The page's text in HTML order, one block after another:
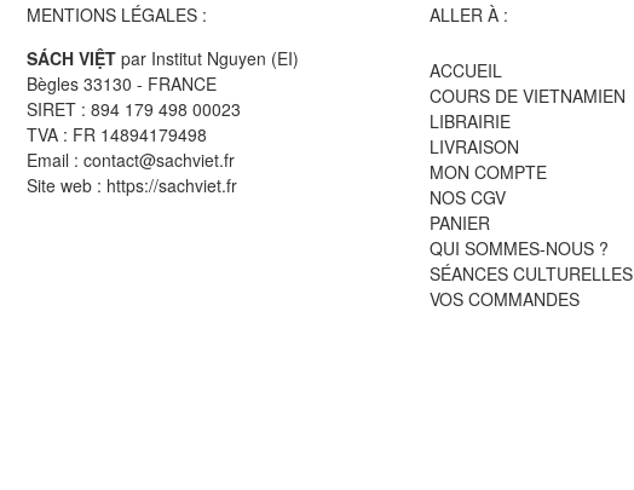
MENTIONS LÉGALES :
SÁCH VIỆT par Institut Nguyen (EI)
Bègles 33130 - FRANCE
SIRET : 894 179 498 00023
TVA : FR 14894179498
Email : contact@sachviet.fr
Site web : https://sachviet.fr
ALLER À :
ACCUEIL
COURS DE VIETNAMIEN
LIBRAIRIE
LIVRAISON
MON COMPTE
NOS CGV
PANIER
QUI SOMMES-NOUS ?
SÉANCES CULTURELLES
VOS COMMANDES